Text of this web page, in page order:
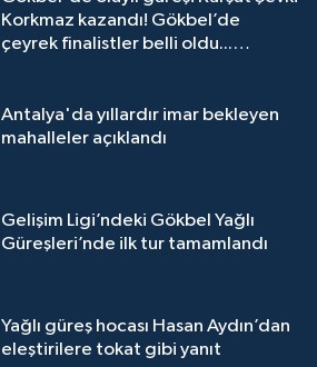
Korkmaz kazandı! Gökbel’de
çeyrek finalistler belli oldu...
Antalya'da yıllardır imar bekleyen
mahalleler açıklandı
Gelişim Ligi’ndeki Gökbel Yağlı
Güreşleri’nde ilk tur tamamlandı
Yağlı güreş hocası Hasan Aydın’dan
eleştirilere tokat gibi yanıt